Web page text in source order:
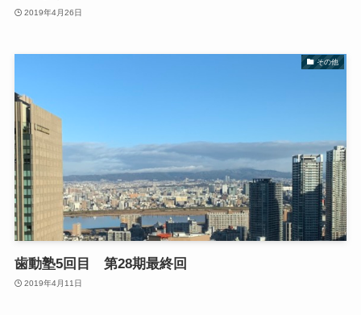
2019年4月26日
その他
歯動塾5回目 第28期最終回
2019年4月11日